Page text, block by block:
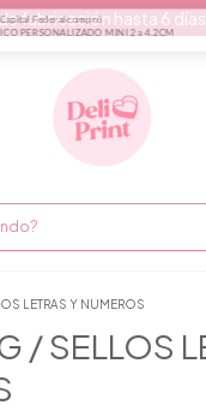
fabricación hasta 6
LETRAS Y NUMEROS
/ SELLOS